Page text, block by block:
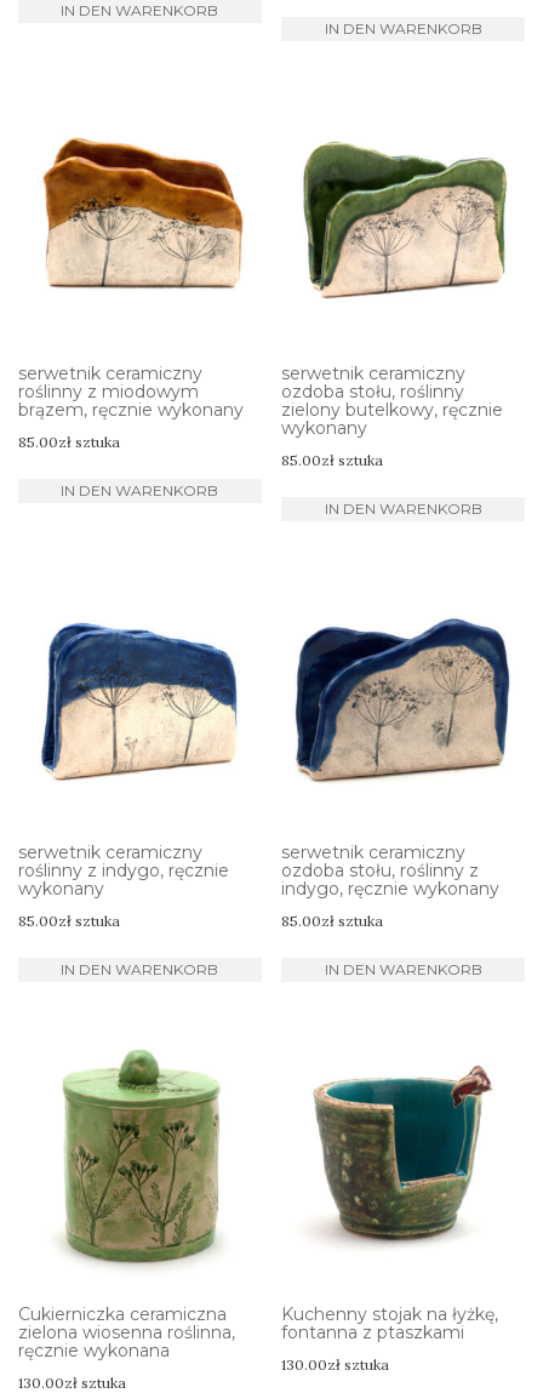
IN DEN WARENKORB
IN DEN WARENKORB
serwetnik ceramiczny
roślinny z miodowym
brązem, ręcznie wykonany
85.00zł sztuka
IN DEN WARENKORB
serwetnik ceramiczny
ozdoba stołu, roślinny
zielony butelkowy, ręcznie
wykonany
85.00zł sztuka
IN DEN WARENKORB
serwetnik ceramiczny
roślinny z indygo, ręcznie
wykonany
85.00zł sztuka
IN DEN WARENKORB
serwetnik ceramiczny
ozdoba stołu, roślinny z
indygo, ręcznie wykonany
85.00zł sztuka
IN DEN WARENKORB
Cukierniczka ceramiczna
zielona wiosenna roślinna,
ręcznie wykonana
130.00zł sztuka
Kuchenny stojak na łyżkę,
fontanna z ptaszkami
130.00zł sztuka